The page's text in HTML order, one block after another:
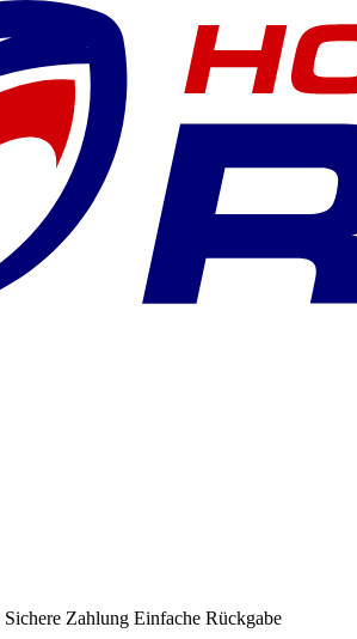
Sichere Zahlung Einfache Rückgabe